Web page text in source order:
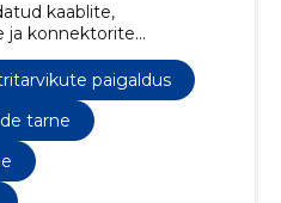
kaablite,
ja konnektorite
paigaldus- ja
kui ka autotööstuses.
paigaldus
tarne